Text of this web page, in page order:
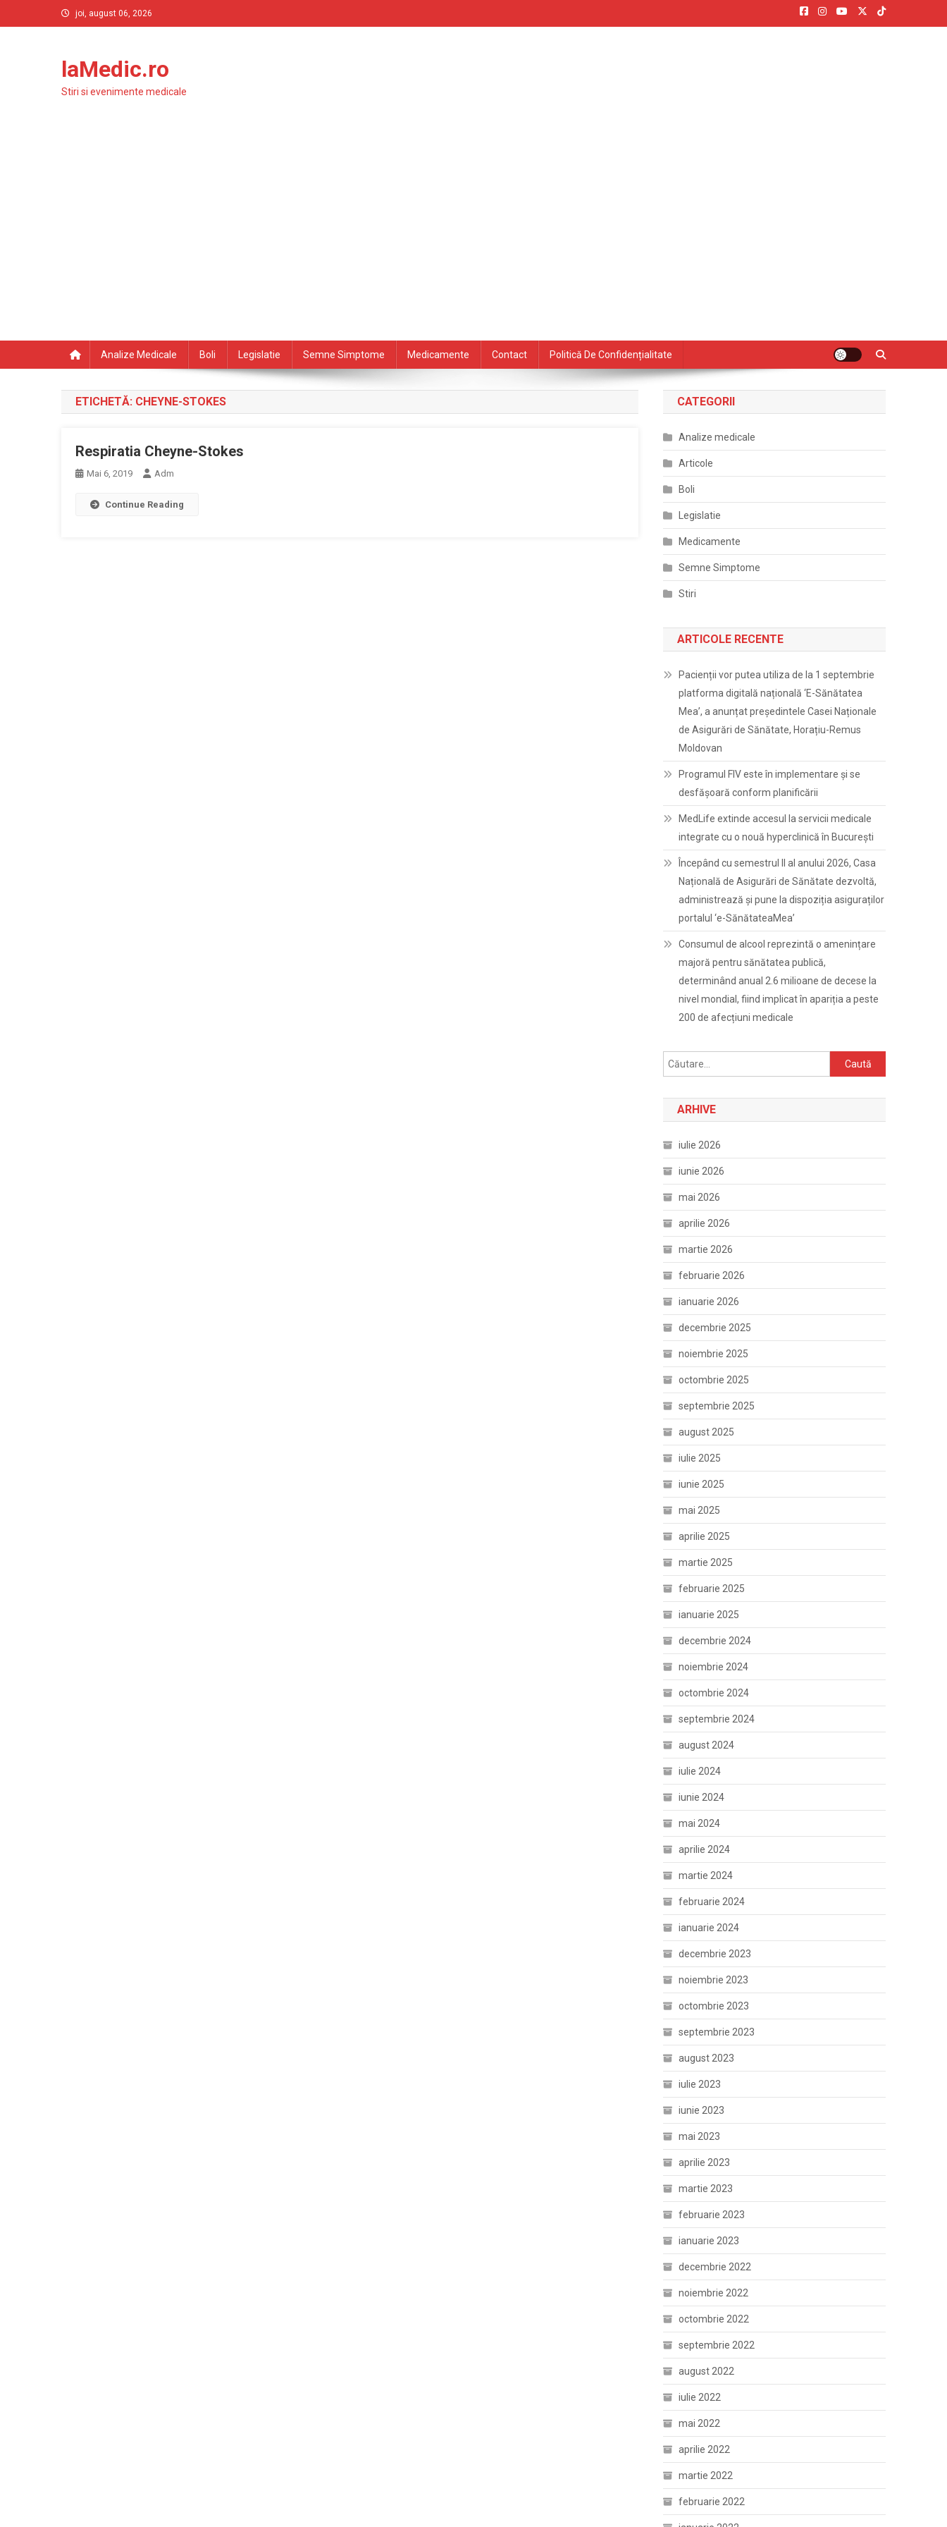
to
joi, august 06, 2026
laMedic.ro
Stiri si evenimente medicale
Analize Medicale Boli Legislatie Semne Simptome Medicamente Contact Politică De Confidențialitate
ETICHETĂ: CHEYNE-STOKES
Respiratia Cheyne-Stokes
Mai 6, 2019 Adm
Continue Reading
CATEGORII
Analize medicale
Articole
Boli
Legislatie
Medicamente
Semne Simptome
Stiri
ARTICOLE RECENTE
Pacienții vor putea utiliza de la 1 septembrie
platforma digitală națională ‘E-Sănătatea
Mea’, a anunțat președintele Casei Naționale
de Asigurări de Sănătate, Horațiu-Remus
Moldovan
Programul FIV este în implementare și se
desfășoară conform planificării
MedLife extinde accesul la servicii medicale
integrate cu o nouă hyperclinică în București
Începând cu semestrul II al anului 2026, Casa
Națională de Asigurări de Sănătate dezvoltă,
administrează și pune la dispoziția asiguraților
portalul ‘e-SănătateaMea’
Consumul de alcool reprezintă o amenințare
majoră pentru sănătatea publică,
determinând anual 2.6 milioane de decese la
nivel mondial, fiind implicat în apariția a peste
200 de afecțiuni medicale
Caută
după:
ARHIVE
iulie 2026
iunie 2026
mai 2026
aprilie 2026
martie 2026
februarie 2026
ianuarie 2026
decembrie 2025
noiembrie 2025
octombrie 2025
septembrie 2025
august 2025
iulie 2025
iunie 2025
mai 2025
aprilie 2025
martie 2025
februarie 2025
ianuarie 2025
decembrie 2024
noiembrie 2024
octombrie 2024
septembrie 2024
august 2024
iulie 2024
iunie 2024
mai 2024
aprilie 2024
martie 2024
februarie 2024
ianuarie 2024
decembrie 2023
noiembrie 2023
octombrie 2023
septembrie 2023
august 2023
iulie 2023
iunie 2023
mai 2023
aprilie 2023
martie 2023
februarie 2023
ianuarie 2023
decembrie 2022
noiembrie 2022
octombrie 2022
septembrie 2022
august 2022
iulie 2022
mai 2022
aprilie 2022
martie 2022
februarie 2022